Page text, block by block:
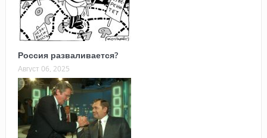
Россия разваливается?
Август 06, 2025